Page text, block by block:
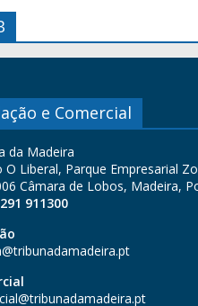
e Comercial
da Madeira
O Liberal, Parque Empresarial
Câmara de Lobos, Madeira,
291 911300